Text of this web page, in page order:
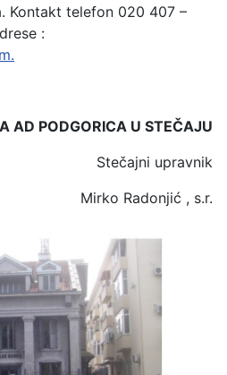
Kontakt telefon 020 407 –
:
.
AD PODGORICA U STEČAJU
Stečajni upravnik
Mirko Radonjić , s.r.